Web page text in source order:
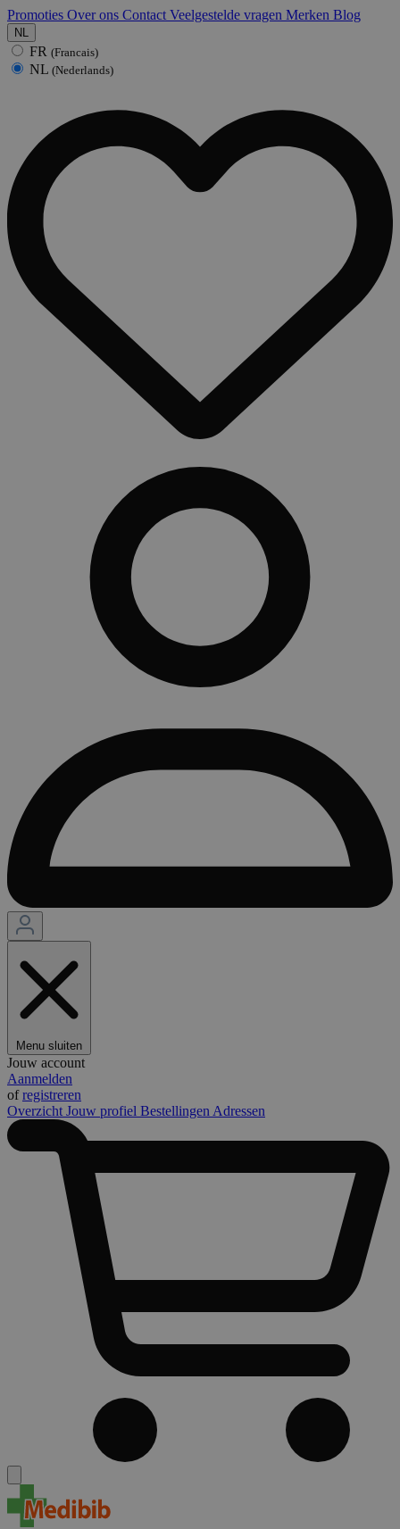
Promoties Over ons Contact Veelgestelde vragen Merken Blog
NL
FR (Francais)
NL (Nederlands)
Menu sluiten
Jouw account
Aanmelden
ofregistreren
Overzicht Jouw profiel Bestellingen Adressen